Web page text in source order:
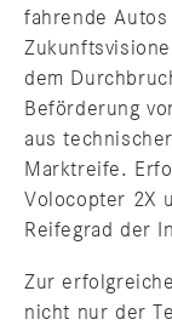
fahrende
dem
Beförderung
aus
Marktreife.
Volocopter 2X
Reifegrad der
Zur
nicht nur der